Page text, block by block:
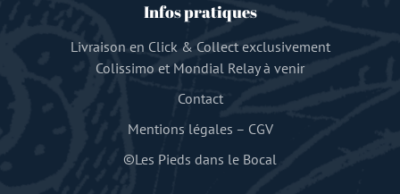
Infos pratiques
Livraison en Click & Collect exclusivement
Colissimo et Mondial Relay à venir
Contact
Mentions légales – CGV
©Les Pieds dans le Bocal